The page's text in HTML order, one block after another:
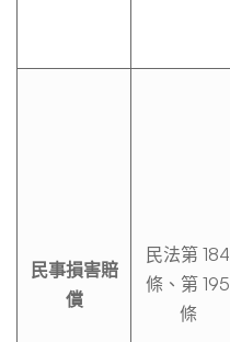
民事損害賠
償
民法第 184
條、第 195
條